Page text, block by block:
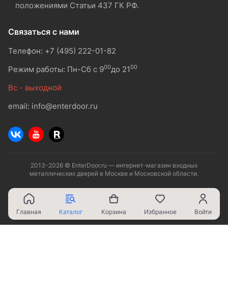
положениями Статьи 437 ГК РФ.
Связаться с нами
Телефон: +7 (495) 222-01-82
Режим работы: Пн-Сб с 900до 2100
Вс - выходной
email: info@enterdoor.ru
2013-2026 © EnterDoor.ru — интернет-магазин входных
металлических дверей в Москве и Московской области.
Главная Каталог Корзина Избранное Войти